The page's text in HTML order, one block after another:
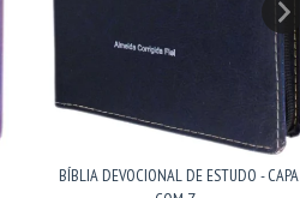
BÍBLIA DEVOCIONAL DE ESTUDO - CAPA